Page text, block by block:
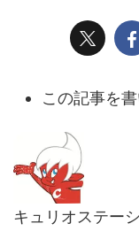
この記事を
キュリオステー